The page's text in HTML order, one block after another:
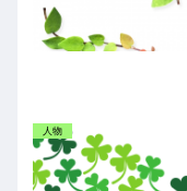
人物